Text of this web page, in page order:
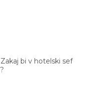
bi v hotelski sef